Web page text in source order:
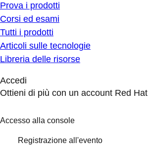
Prova i prodotti
Corsi ed esami
Tutti i prodotti
Articoli sulle tecnologie
Libreria delle risorse
Accedi
Ottieni di più con un account Red Hat
Accesso alla console
Registrazione all'evento